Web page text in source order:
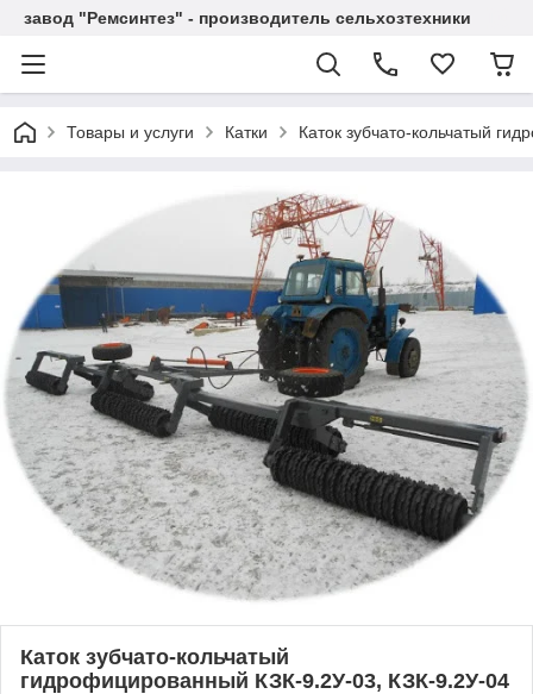
завод "Ремсинтез" - производитель сельхозтехники
Товары и услуги Катки Каток зубчато-кольчатый
Каток зубчато-кольчатый
гидрофицированный КЗК-9.2У-03, КЗК-9.2У-04